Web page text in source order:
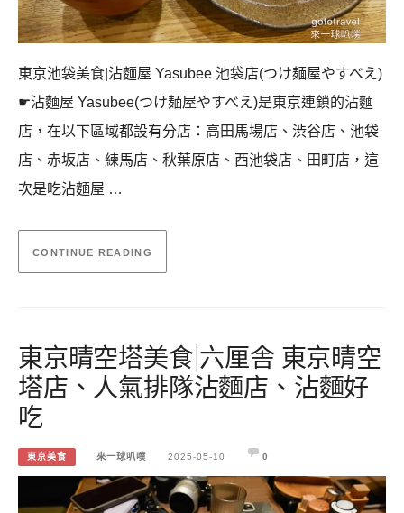
東京池袋美食|沾麵屋 Yasubee 池袋店(つけ麺屋やすべえ)
☛沾麵屋 Yasubee(つけ麺屋やすべえ)是東京連鎖的沾麵
店，在以下區域都設有分店：高田馬場店、渋谷店、池袋
店、赤坂店、練馬店、秋葉原店、西池袋店、田町店，這
次是吃沾麵屋 …
CONTINUE READING
東京晴空塔美食|六厘舎 東京晴空
塔店、人氣排隊沾麵店、沾麵好
吃
東京美食 來一球叭噗 2025-05-10 0